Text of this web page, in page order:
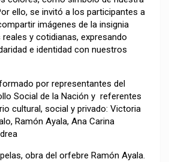
ello, se invitó a los participantes a
imágenes de la insignia
y cotidianas, expresando
e identidad con nuestros
por representantes del
Social de la Nación y referentes
cultural, social y privado: Victoria
Ramón Ayala, Ana Carina
obra del orfebre Ramón Ayala.